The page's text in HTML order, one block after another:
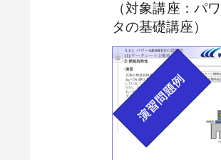
（対象講座：パ
タの基礎講座）